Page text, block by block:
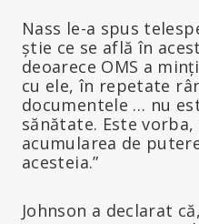
Nass le-a spus
știe ce se află în
deoarece OMS a
cu ele, în repetate
documentele … nu
sănătate. Este
acumularea de
acesteia.”
Johnson a declarat